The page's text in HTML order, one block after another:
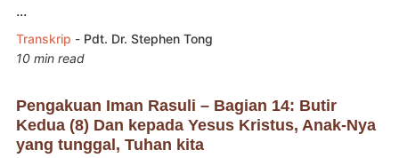
...
Transkrip - Pdt. Dr. Stephen Tong
10 min read
Pengakuan Iman Rasuli – Bagian 14: Butir
Kedua (8) Dan kepada Yesus Kristus, Anak-Nya
yang tunggal, Tuhan kita